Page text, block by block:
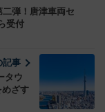
弾！唐津車両セ
受付
記事
タウ
めざす